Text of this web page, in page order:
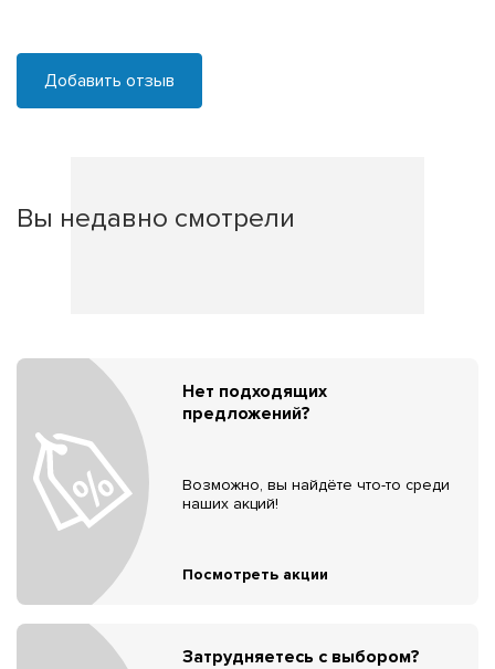
Добавить отзыв
Вы недавно смотрели
Нет подходящих
предложений?
Возможно, вы найдёте что-то среди
наших акций!
Посмотреть акции
Затрудняетесь с выбором?